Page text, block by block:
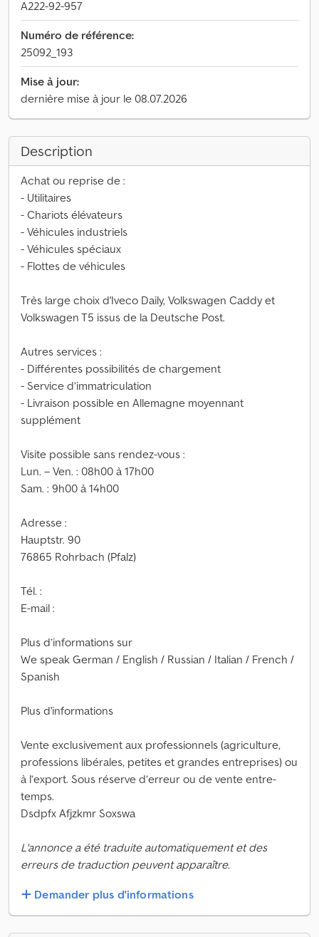
A222-92-957
Numéro de référence:
25092_193
Mise à jour:
dernière mise à jour le 08.07.2026
Description
Achat ou reprise de :
- Utilitaires
- Chariots élévateurs
- Véhicules industriels
- Véhicules spéciaux
- Flottes de véhicules
Très large choix d'Iveco Daily, Volkswagen Caddy et
Volkswagen T5 issus de la Deutsche Post.
Autres services :
- Différentes possibilités de chargement
- Service d’immatriculation
- Livraison possible en Allemagne moyennant
supplément
Visite possible sans rendez-vous :
Lun. – Ven. : 08h00 à 17h00
Sam. : 9h00 à 14h00
Adresse :
Hauptstr. 90
76865 Rohrbach (Pfalz)
Tél. :
E-mail :
Plus d’informations sur
We speak German / English / Russian / Italian / French /
Spanish
Plus d'informations
Vente exclusivement aux professionnels (agriculture,
professions libérales, petites et grandes entreprises) ou
à l’export. Sous réserve d’erreur ou de vente entre-
temps.
Dsdpfx Afjzkmr Soxswa
L'annonce a été traduite automatiquement et des
erreurs de traduction peuvent apparaître.
Demander plus d'informations